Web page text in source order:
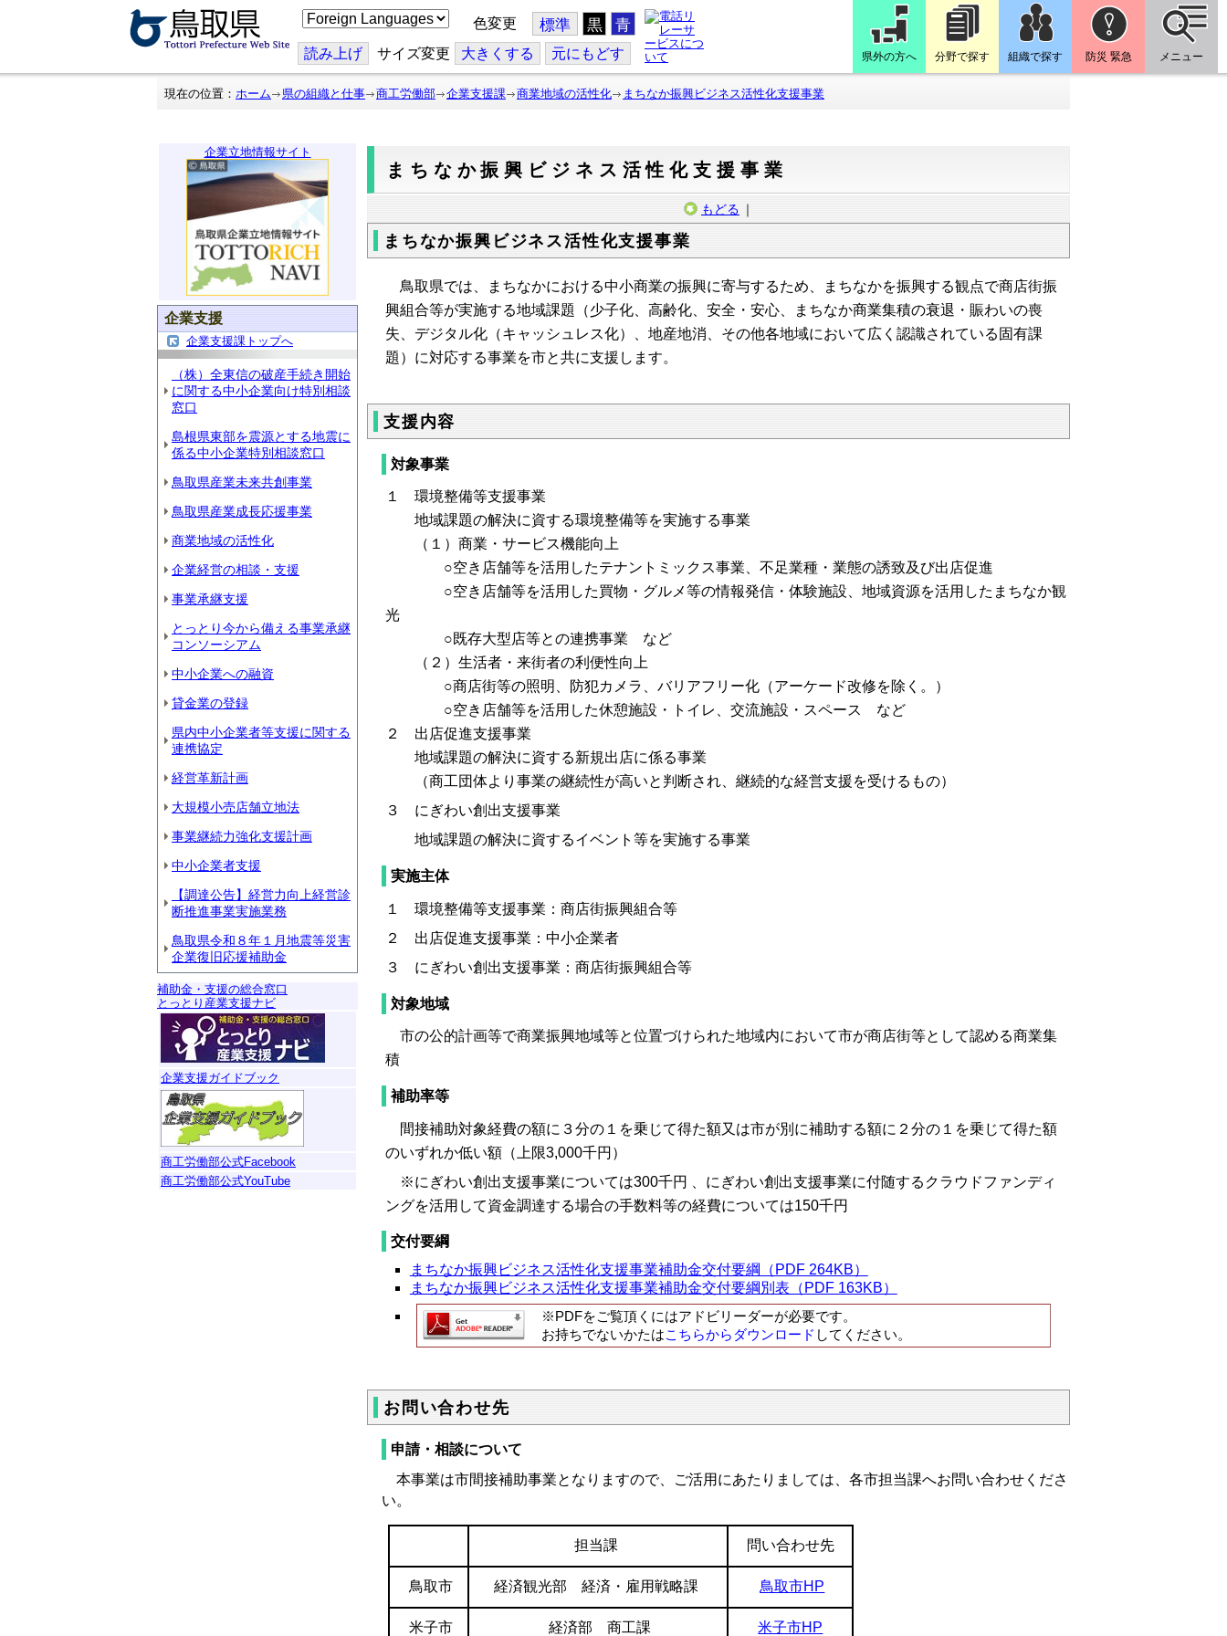
こ
の
ジ
を
翻
色変更 標準 黒 青
読み上げ サイズ変更 大きくする 元にもどす 県外の方へ 分野で探す 組織で探す 防災 緊急 メニュー
現在の位置： ホーム 県の組織と仕事 商工労働部 企業支援課 商業地域の活性化 まちなか振興ビジネス活性化支援事業
企業立地情報サイト
企業支援
企業支援課トップへ
（株）全東信の破産手続き開始
に関する中小企業向け特別相談
窓口
島根県東部を震源とする地震に
係る中小企業特別相談窓口
鳥取県産業未来共創事業
鳥取県産業成長応援事業
商業地域の活性化
企業経営の相談・支援
事業承継支援
とっとり今から備える事業承継
コンソーシアム
中小企業への融資
貸金業の登録
県内中小企業者等支援に関する
連携協定
経営革新計画
大規模小売店舗立地法
事業継続力強化支援計画
中小企業者支援
【調達公告】経営力向上経営診
断推進事業実施業務
鳥取県令和８年１月地震等災害
企業復旧応援補助金
補助金・支援の総合窓口
とっとり産業支援ナビ
企業支援ガイドブック
商工労働部公式Facebook
商工労働部公式YouTube
まちなか振興ビジネス活性化支援事業
もどる ｜
まちなか振興ビジネス活性化支援事業
鳥取県では、まちなかにおける中小商業の振興に寄与するため、まちなかを振興する観点で商店街振
興組合等が実施する地域課題（少子化、高齢化、安全・安心、まちなか商業集積の衰退・賑わいの喪
失、デジタル化（キャッシュレス化）、地産地消、その他各地域において広く認識されている固有課
題）に対応する事業を市と共に支援します。
支援内容
対象事業
１ 環境整備等支援事業
地域課題の解決に資する環境整備等を実施する事業
（１）商業・サービス機能向上
○空き店舗等を活用したテナントミックス事業、不足業種・業態の誘致及び出店促進
○空き店舗等を活用した買物・グルメ等の情報発信・体験施設、地域資源を活用したまちなか観
光
○既存大型店等との連携事業 など
（２）生活者・来街者の利便性向上
○商店街等の照明、防犯カメラ、バリアフリー化（アーケード改修を除く。）
○空き店舗等を活用した休憩施設・トイレ、交流施設・スペース など
２ 出店促進支援事業
地域課題の解決に資する新規出店に係る事業
（商工団体より事業の継続性が高いと判断され、継続的な経営支援を受けるもの）
３ にぎわい創出支援事業
地域課題の解決に資するイベント等を実施する事業
実施主体
１ 環境整備等支援事業：商店街振興組合等
２ 出店促進支援事業：中小企業者
３ にぎわい創出支援事業：商店街振興組合等
対象地域
市の公的計画等で商業振興地域等と位置づけられた地域内において市が商店街等として認める商業集
積
補助率等
間接補助対象経費の額に３分の１を乗じて得た額又は市が別に補助する額に２分の１を乗じて得た額
のいずれか低い額（上限3,000千円）
※にぎわい創出支援事業については300千円 、にぎわい創出支援事業に付随するクラウドファンディ
ングを活用して資金調達する場合の手数料等の経費については150千円
交付要綱
まちなか振興ビジネス活性化支援事業補助金交付要綱（PDF 264KB）
まちなか振興ビジネス活性化支援事業補助金交付要綱別表（PDF 163KB）
※PDFをご覧頂くにはアドビリーダーが必要です。
お持ちでないかたはこちらからダウンロード してください。
お問い合わせ先
申請・相談について
本事業は市間接補助事業となりますので、ご活用にあたりましては、各市担当課へお問い合わせくださ
い。
担当課 問い合わせ先
鳥取市 経済観光部 経済・雇用戦略課 鳥取市HP
米子市 経済部 商工課 米子市HP